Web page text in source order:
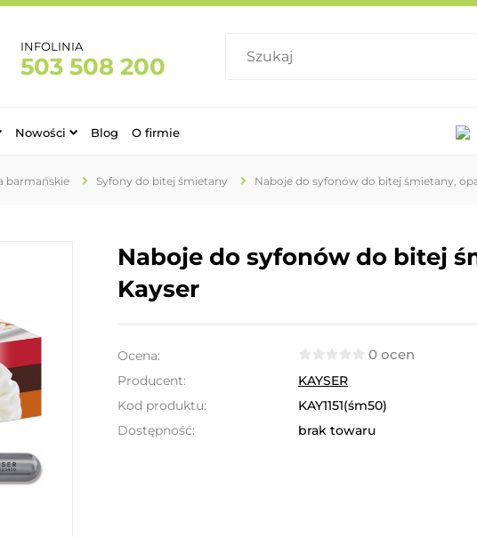
INFOLINIA
503 508 200
Nowości Blog O firmie
barmańskie Syfony do bitej śmietany Naboje do syfonów do bitej śmietany,
Naboje do syfonów do bitej
Kayser
Ocena: 0 ocen
Producent:
KAYSER
Kod produktu:
KAY1151(śm50)
Dostępność:
brak towaru